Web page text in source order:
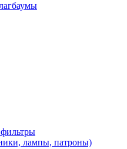
лампы, патроны)